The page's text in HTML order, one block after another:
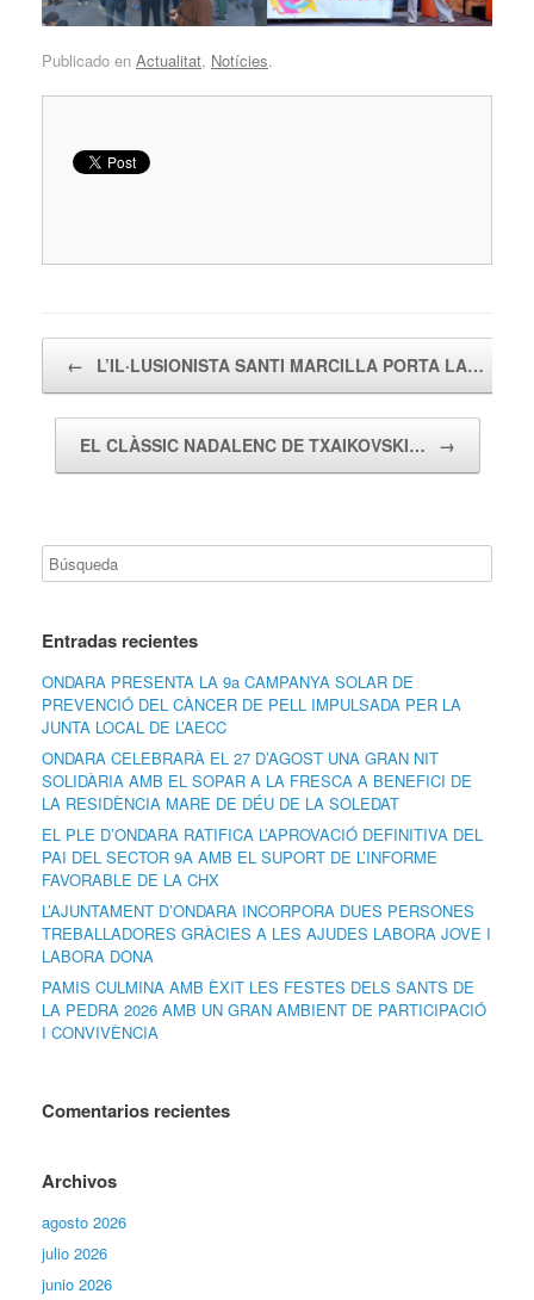
Publicado en Actualitat, Notícies.
← L’IL·LUSIONISTA SANTI MARCILLA PORTA LA…
EL CLÀSSIC NADALENC DE TXAIKOVSKI… →
Entradas recientes
ONDARA PRESENTA LA 9a CAMPANYA SOLAR DE
PREVENCIÓ DEL CÀNCER DE PELL IMPULSADA PER LA
JUNTA LOCAL DE L’AECC
ONDARA CELEBRARÀ EL 27 D’AGOST UNA GRAN NIT
SOLIDÀRIA AMB EL SOPAR A LA FRESCA A BENEFICI DE
LA RESIDÈNCIA MARE DE DÉU DE LA SOLEDAT
EL PLE D’ONDARA RATIFICA L’APROVACIÓ DEFINITIVA DEL
PAI DEL SECTOR 9A AMB EL SUPORT DE L’INFORME
FAVORABLE DE LA CHX
L’AJUNTAMENT D’ONDARA INCORPORA DUES PERSONES
TREBALLADORES GRÀCIES A LES AJUDES LABORA JOVE I
LABORA DONA
PAMIS CULMINA AMB ÈXIT LES FESTES DELS SANTS DE
LA PEDRA 2026 AMB UN GRAN AMBIENT DE PARTICIPACIÓ
I CONVIVÈNCIA
Comentarios recientes
Archivos
agosto 2026
julio 2026
junio 2026